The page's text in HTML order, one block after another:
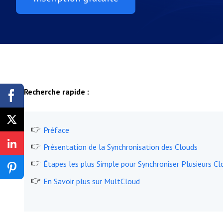
Recherche rapide :
Préface
Présentation de la Synchronisation des Clouds
Étapes les plus Simple pour Synchroniser Plusieurs
En Savoir plus sur MultCloud